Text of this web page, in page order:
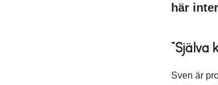
här
”Själva
Sven är